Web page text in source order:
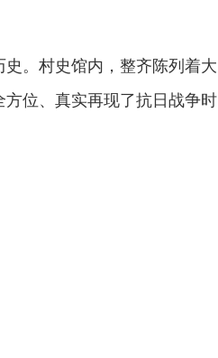
。村史馆内，整齐陈列着大
位、真实再现了抗日战争时